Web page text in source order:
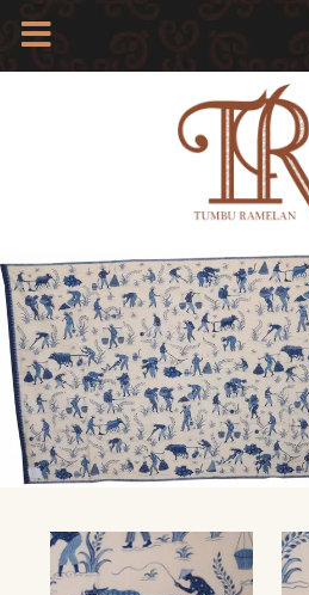
PROFIL
INSAN
BATIK
KAMUS
BATIK
KATALOG
BATIK
TANYA
LINKS